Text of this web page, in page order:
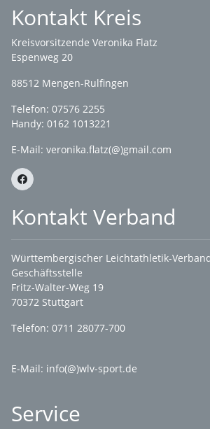
Kontakt Kreis
Kreisvorsitzende Veronika Flatz
Espenweg 20
88512 Mengen-Rulfingen
Telefon: 07576 2255
Handy: 0162 1013221
E-Mail: veronika.flatz(@)gmail.com
Kontakt Verband
Württembergischer Leichtathletik-
Geschäftsstelle
Fritz-Walter-Weg 19
70372 Stuttgart
Telefon: 0711 28077-700
E-Mail: info(@)wlv-sport.de
Service